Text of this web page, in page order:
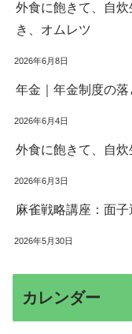
外食に飽きて、自
き、オムレツ
2026年6月8日
年金｜年金制度の落
2026年6月4日
外食に飽きて、自
2026年6月3日
麻雀戦略講座：面
2026年5月30日
カレンダー